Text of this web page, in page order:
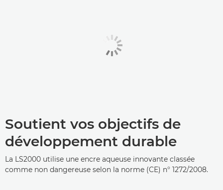
Soutient vos objectifs de
développement durable
La LS2000 utilise une encre aqueuse innovante classée
comme non dangereuse selon la norme (CE) n° 1272/2008.